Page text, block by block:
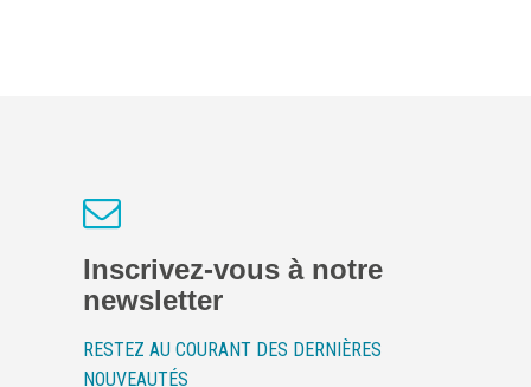
Inscrivez-vous à notre
newsletter
RESTEZ AU COURANT DES DERNIÈRES
NOUVEAUTÉS